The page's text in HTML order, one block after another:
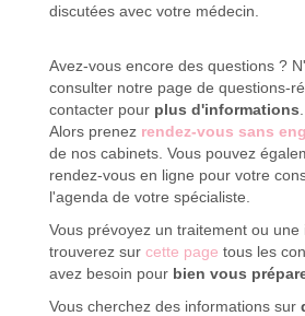
discutées avec votre médecin.
Avez-vous encore des questions ?
consulter notre page de questions-
contacter pour plus d'informations
Alors prenez rendez-vous sans
de nos cabinets. Vous pouvez
rendez-vous en ligne pour votre
l'agenda de votre spécialiste.
Vous prévoyez un traitement ou une
trouverez sur cette page tous les
avez besoin pour bien vous
Vous cherchez des informations sur